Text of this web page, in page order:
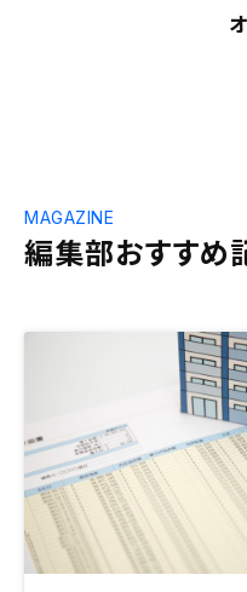
編集部おすすめ
MAGAZINE